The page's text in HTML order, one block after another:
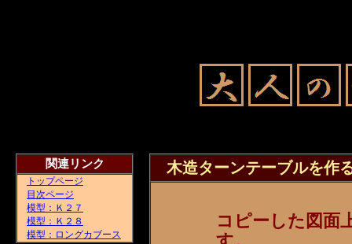
関連リンク
トップページ
目次ページ
模型：Ｋ２７
模型：Ｋ２８
模型：ロングカブース
木造ターンテーブルを作
コピーした図面